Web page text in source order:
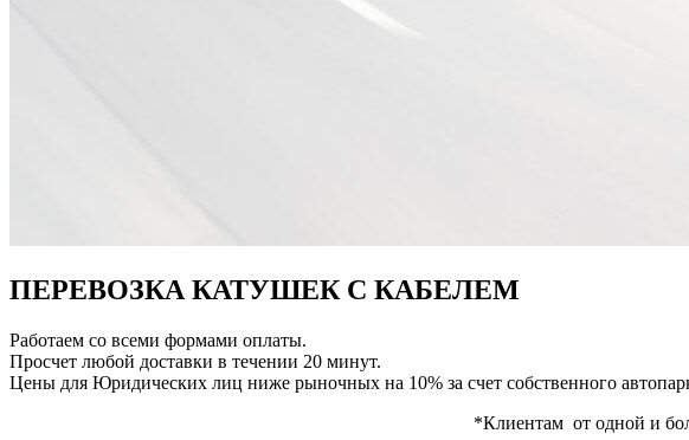
ПЕРЕВОЗКА КАТУШЕК С КАБЕЛЕМ
Работаем со всеми формами оплаты.
Просчет любой доставки в течении 20 минут.
Цены для Юридических лиц ниже рыночных на 10% за счет собственного
*Клиентам от одной и